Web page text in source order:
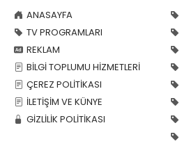
ANASAYFA
TV PROGRAMLARI
REKLAM
BİLGİ TOPLUMU HİZMETLERİ
ÇEREZ POLİTİKASI
İLETİŞİM VE KÜNYE
GİZLİLİK POLİTİKASI